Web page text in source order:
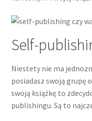
Self-
Niestety nie ma
posiadasz swoją grupę
swoją książkę to
publishingu. Są to